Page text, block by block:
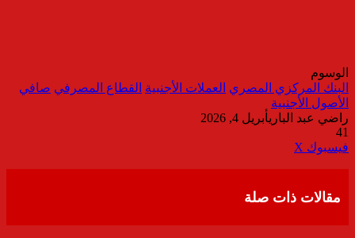
الوسوم
البنك المركزي المصري العملات الأجنبية القطاع المصرفي صافي
الأصول الأجنبية
راضي عبد الباريأبريل 4, 2026
41
فيسبوك ‫X
مقالات ذات صلة